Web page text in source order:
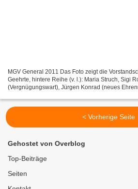
MGV General 2011 Das Foto zeigt die
Geehrte, hintere Reihe (v. l.): Maria Struch, Sigi
(Vergnügungswart), Jürgen Konrad (neues
< Vorherige Seite
Gehostet von Overblog
Top-Beiträge
Seiten